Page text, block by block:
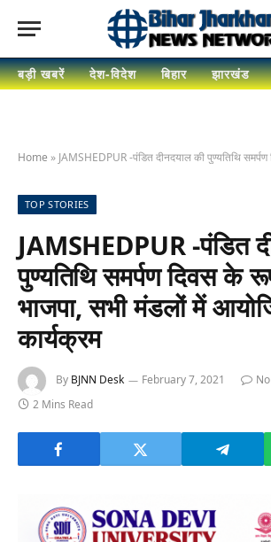
बड़ी खबरें देश-विदेश बिहार झारखंड
Home » JAMSHEDPUR -पंडित दीनदयाल की पुण्यतिथि समर्पण दिवस के रूप में मनाएगी
TOP STORIES
JAMSHEDPUR -पंडित
पुण्यतिथि समर्पण दिवस के
भाजपा, सभी मंडलों में
कार्यक्रम
By BJNN Desk February 7, 2021
2 Mins Read